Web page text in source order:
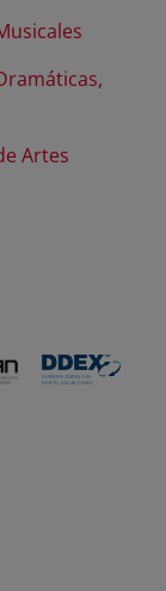
Artes